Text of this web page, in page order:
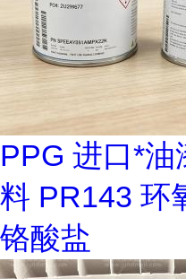
PPG 进口*油
料 PR143 环
铬酸盐